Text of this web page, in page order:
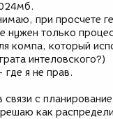
при просчете
нужен только
компа, который
интеловского?)
где я не прав.
связи с
как